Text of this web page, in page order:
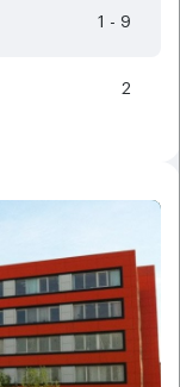
1 - 9
2